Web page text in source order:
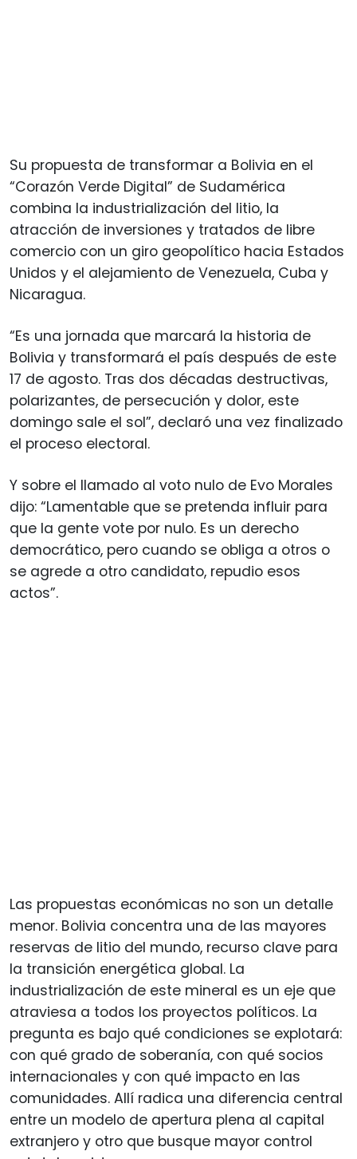
Su propuesta de transformar a Bolivia en el
“Corazón Verde Digital” de Sudamérica
combina la industrialización del litio, la
atracción de inversiones y tratados de libre
comercio con un giro geopolítico hacia Estados
Unidos y el alejamiento de Venezuela, Cuba y
Nicaragua.
“Es una jornada que marcará la historia de
Bolivia y transformará el país después de este
17 de agosto. Tras dos décadas destructivas,
polarizantes, de persecución y dolor, este
domingo sale el sol”, declaró una vez finalizado
el proceso electoral.
Y sobre el llamado al voto nulo de Evo Morales
dijo: “Lamentable que se pretenda influir para
que la gente vote por nulo. Es un derecho
democrático, pero cuando se obliga a otros o
se agrede a otro candidato, repudio esos
actos”.
Las propuestas económicas no son un detalle
menor. Bolivia concentra una de las mayores
reservas de litio del mundo, recurso clave para
la transición energética global. La
industrialización de este mineral es un eje que
atraviesa a todos los proyectos políticos. La
pregunta es bajo qué condiciones se explotará:
con qué grado de soberanía, con qué socios
internacionales y con qué impacto en las
comunidades. Allí radica una diferencia central
entre un modelo de apertura plena al capital
extranjero y otro que busque mayor control